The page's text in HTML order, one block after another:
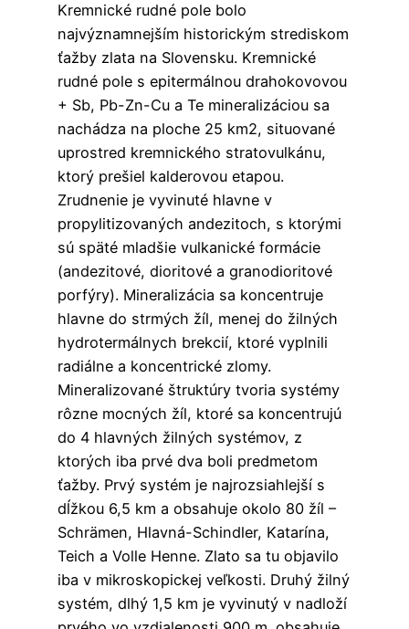
Kremnické rudné pole bolo
najvýznamnejším historickým strediskom
ťažby zlata na Slovensku. Kremnické
rudné pole s epitermálnou drahokovovou
+ Sb, Pb-Zn-Cu a Te mineralizáciou sa
nachádza na ploche 25 km2, situované
uprostred kremnického stratovulkánu,
ktorý prešiel kalderovou etapou.
Zrudnenie je vyvinuté hlavne v
propylitizovaných andezitoch, s ktorými
sú späté mladšie vulkanické formácie
(andezitové, dioritové a granodioritové
porfýry). Mineralizácia sa koncentruje
hlavne do strmých žíl, menej do žilných
hydrotermálnych brekcií, ktoré vyplnili
radiálne a koncentrické zlomy.
Mineralizované štruktúry tvoria systémy
rôzne mocných žíl, ktoré sa koncentrujú
do 4 hlavných žilných systémov, z
ktorých iba prvé dva boli predmetom
ťažby. Prvý systém je najrozsiahlejší s
dĺžkou 6,5 km a obsahuje okolo 80 žíl –
Schrämen, Hlavná-Schindler, Katarína,
Teich a Volle Henne. Zlato sa tu objavilo
iba v mikroskopickej veľkosti. Druhý žilný
systém, dlhý 1,5 km je vyvinutý v nadloží